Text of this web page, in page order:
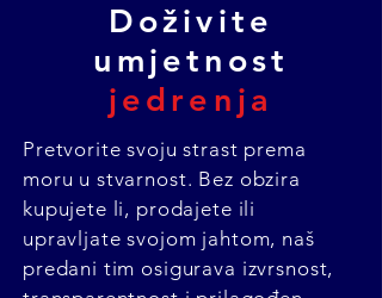
Doživite
umjetnost
jedrenja
Pretvorite svoju strast prema
moru u stvarnost. Bez obzira
kupujete li, prodajete ili
upravljate svojom jahtom, naš
predani tim osigurava izvrsnost,